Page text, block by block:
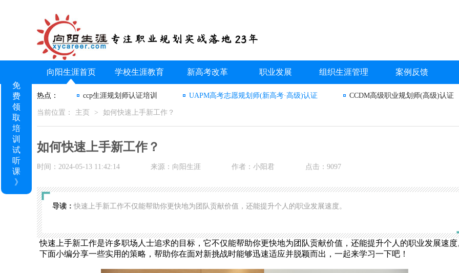
向阳生涯首页 学校生涯教育 新高考改革 职业发展 组织生涯管理 案例反馈
热点： ccp生涯规划师认证培训 UAPM高考志愿规划师(新高考·高级)认证 CCDM高级职业规划师(高级)认证
当前位置： 主页 > 如何快速上手新工作？
如何快速上手新工作？
时间：2024-05-13 11:42:14 来源：向阳生涯 作者：小阳君 点击：9097
导读：快速上手新工作不仅能帮助你更快地为团队贡献价值，还能提升个人的职业发展速度。
快速上手新工作是许多职场人士追求的目标，它不仅能帮助你更快地为团队贡献价值，还能提升个人的职业发展速度
下面小编分享一些实用的策略，帮助你在面对新挑战时能够迅速适应并脱颖而出，一起来学习一下吧！
免
费
领
取
培
训
试
听
课
》